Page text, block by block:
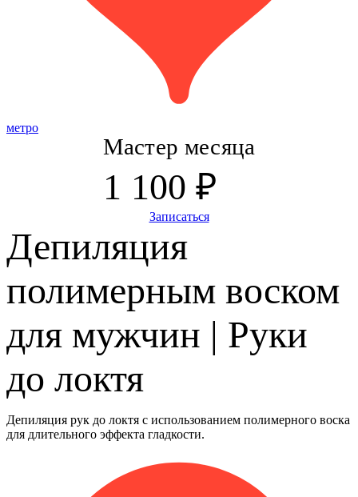
метро
Мастер месяца
1 100 ₽
Записаться
Депиляция
полимерным воском
для мужчин | Руки
до локтя
Депиляция рук до локтя с использованием полимерного воска
для длительного эффекта гладкости.